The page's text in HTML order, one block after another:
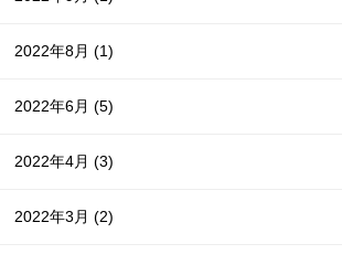
2022年8月(1)
2022年6月(5)
2022年4月(3)
2022年3月(2)